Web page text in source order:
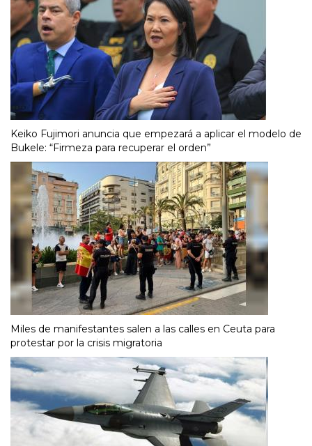
Keiko Fujimori anuncia que empezará a aplicar el modelo de
Bukele: “Firmeza para recuperar el orden”
Miles de manifestantes salen a las calles en Ceuta para
protestar por la crisis migratoria